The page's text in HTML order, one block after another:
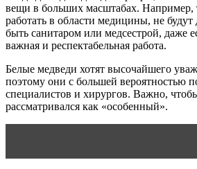
вещи в больших масштабах. Например,
работать в области медицины, не
быть санитаром или медсестрой, даже
важная и респектабельная работа.
Белые медведи хотят высочайшего
поэтому они с большей вероятностью
специалистов и хирургов. Важно,
рассматривался как «особенный».